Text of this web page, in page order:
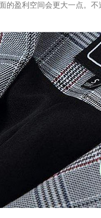
盈利空间会更大一点。不